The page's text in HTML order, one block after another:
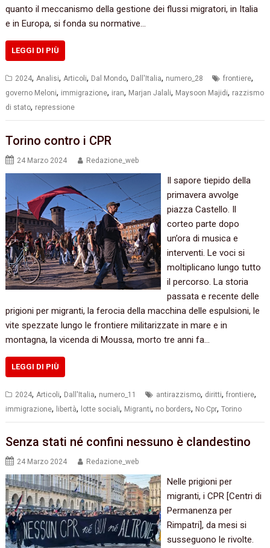
quanto il meccanismo della gestione dei flussi migratori, in Italia
e in Europa, si fonda su normative…
LEGGI DI PIÙ
2024,Analisi,Articoli, Dal Mondo, Dall'Italia, numero_28 frontiere,
governo Meloni, immigrazione, iran, Marjan Jalali, Maysoon Majidi, razzismo
di stato, repressione
Torino contro i CPR
24 Marzo 2024 Redazione_web
Il sapore tiepido della
primavera avvolge
piazza Castello. Il
corteo parte dopo
un’ora di musica e
interventi. Le voci si
moltiplicano lungo tutto
il percorso. La storia
passata e recente delle
prigioni per migranti, la ferocia della macchina delle espulsioni, le
vite spezzate lungo le frontiere militarizzate in mare e in
montagna, la vicenda di Moussa, morto tre anni fa…
LEGGI DI PIÙ
2024, Articoli, Dall'Italia, numero_11 antirazzismo, diritti,frontiere,
immigrazione, libertà, lotte sociali, Migranti, no borders, No Cpr,Torino
Senza stati né confini nessuno è clandestino
24 Marzo 2024 Redazione_web
Nelle prigioni per
migranti, i CPR [Centri di
Permanenza per
Rimpatri], da mesi si
susseguono le rivolte.